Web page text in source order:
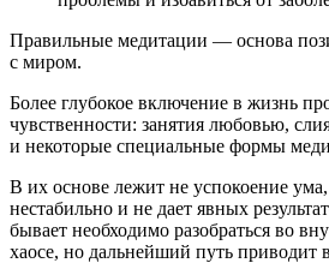
Правильные медитации — основа
с миром.
Более глубокое включение в жизнь
чувственности: занятия любовью,
и некоторые специальные формы
В их основе лежит не успокоение
нестабильно и не дает явных
бывает необходимо разобраться во
хаосе, но дальнейший путь приводит